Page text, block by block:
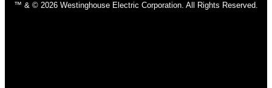
™ & © 2026 Westinghouse Electric Corporation. All Rights Reserved.